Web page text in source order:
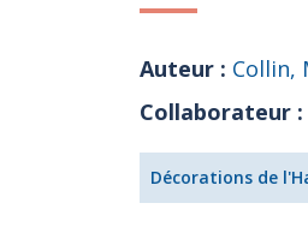
Auteur : Collin,
Collaborateur :
Décorations de